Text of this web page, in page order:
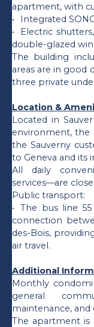
apartment, with
Integrated
Electric
double-glazed
The building
areas are in good
three private
Location &
Located in
environment, the
the Sauverny
to Geneva and its
All daily
services—are
Public transport:
The bus line
connection
des-Bois,
air travel.
Additional
Monthly
general
maintenance, and
The apartment is